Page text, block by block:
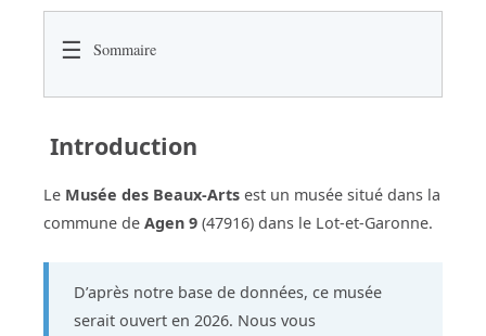
☰ Sommaire
Introduction
Le Musée des Beaux-Arts est un musée situé dans la
commune de Agen 9 (47916) dans le Lot-et-Garonne.
D’après notre base de données, ce musée
serait ouvert en 2026. Nous vous